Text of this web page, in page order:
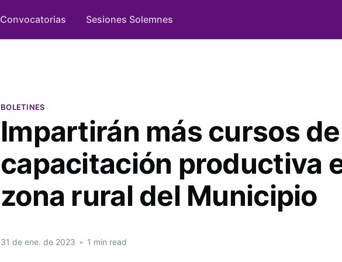
Convocatorias Sesiones Solemnes
BOLETINES
Impartirán más cursos de
capacitación productiva
zona rural del Municipio
31 de ene. de 2023 • 1 min read